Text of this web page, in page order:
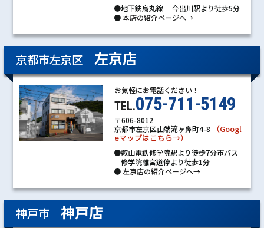
●地下鉄烏丸線 今出川駅より徒歩5分
●本店の紹介ページへ→
京都市左京区 左京店
お気軽にお電話ください！
TEL.075-711-5149
〒606-8012
京都市左京区山端滝ヶ鼻町4-8
（Googl
eマップはこちら→）
●叡山電鉄修学院駅より徒歩7分市バス
修学院離宮道停より徒歩1分
●左京店の紹介ページへ→
神戸市 神戸店